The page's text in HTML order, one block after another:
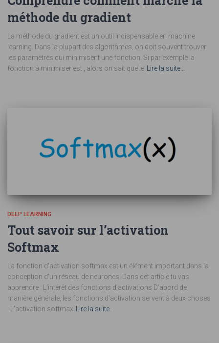
méthode du gradient
La méthode du gradient est un outil indispensable en machine
learning. Dans la plupart des algorithmes, on doit souvent trouver
les paramètres qui minimisent une fonction. Si par exemple la
fonction à minimiser est , alors on sait que le Lire la suite…
DEEP LEARNING
Tout savoir sur l’activation
Softmax
La fonction d’activation softmax est un élément important dans la
conception d’un réseau de neurones. Dans cet article tu vas
apprendre : L’intérêt des fonctions d’activations D’abord de
manière générale, les fonctions d’activation servent à deux choses
: L’activation softmax
Lire la suite…